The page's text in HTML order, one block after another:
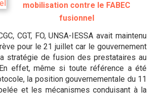
mobilisation contre le FABEC
fusionnel
CGT, FO, UNSA-IESSA avait maintenu
pour le 21 juillet car le gouvernement
stratégie de fusion des prestataires au
effet, même si toute référence a été
la position gouvernementale du 11
et les mécanismes conduisant à la